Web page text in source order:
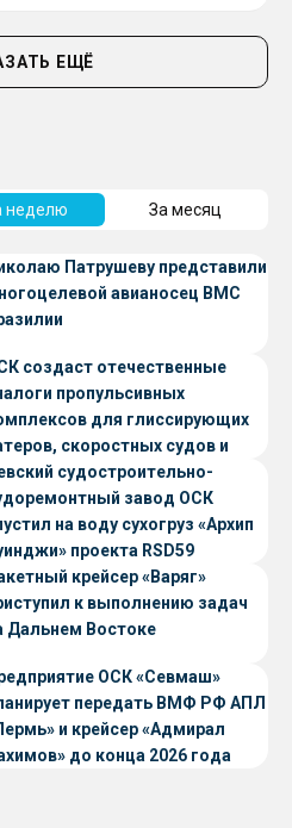
ЕЩЁ
неделю За месяц
Патрушеву представили
авианосец ВМС
создаст отечественные
пропульсивных
для глиссирующих
скоростных судов и
с малой осадкой
судостроительно-
завод ОСК
на воду сухогруз «Архип
проекта RSD59
крейсер «Варяг»
к выполнению задач
Дальнем Востоке
ОСК «Севмаш»
передать ВМФ РФ АПЛ
и крейсер «Адмирал
до конца 2026 года